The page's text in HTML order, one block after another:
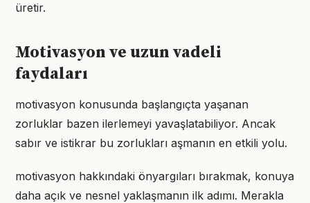
üretir.
Motivasyon ve uzun vadeli
faydaları
motivasyon konusunda başlangıçta yaşanan
zorluklar bazen ilerlemeyi yavaşlatabiliyor. Ancak
sabır ve istikrar bu zorlukları aşmanın en etkili yolu.
motivasyon hakkındaki önyargıları bırakmak, konuya
daha açık ve nesnel yaklaşmanın ilk adımı. Merakla